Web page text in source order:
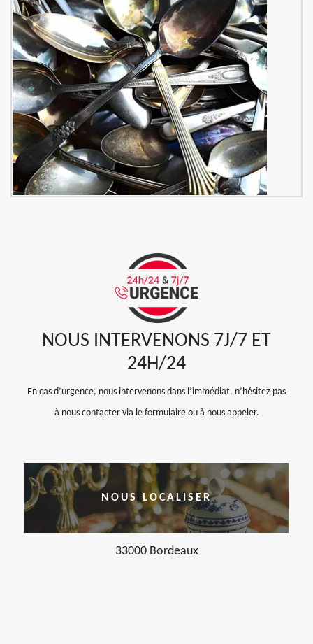
NOUS INTERVENONS 7J/7 ET
24H/24
En cas d’urgence, nous intervenons dans l’immédiat, n’hésitez pas
à nous contacter via le formulaire ou à nous appeler.
NOUS LOCALISER
33000 Bordeaux